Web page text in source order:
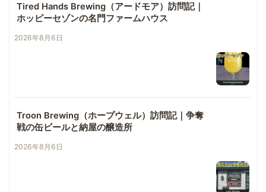
Tired Hands Brewing（アードモア）訪問記｜
ホッピーセゾンの名門ファームハウス
2026年8月6日
Troon Brewing（ホープウェル）訪問記｜争奪
戦の缶ビールと納屋の醸造所
2026年8月6日